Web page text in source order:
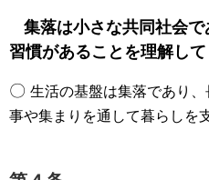
集落は小さな共同社会
習慣があることを理解して
〇 生活の基盤は集落であり
事や集まりを通して暮らしを